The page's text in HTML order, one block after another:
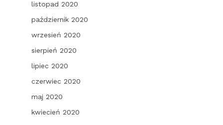
listopad 2020
październik 2020
wrzesień 2020
sierpień 2020
lipiec 2020
czerwiec 2020
maj 2020
kwiecień 2020